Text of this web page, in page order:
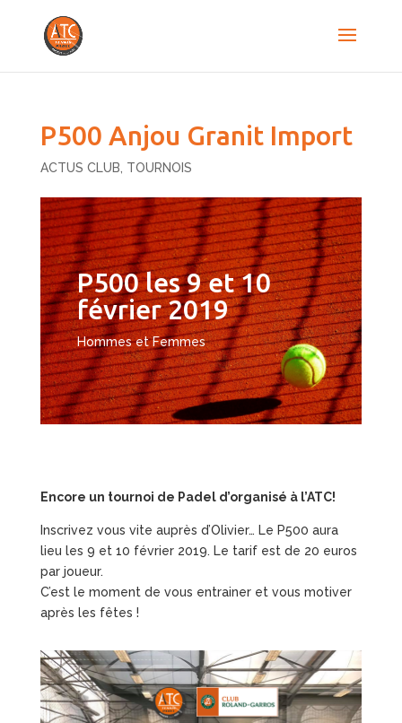
P500 Anjou Granit Import
ACTUS CLUB TOURNOIS
P500 les 9 et 10
février 2019
Hommes et Femmes
Encore un tournoi de Padel d’organisé à l’ATC!
Inscrivez vous vite auprès d’Olivier… Le P500 aura
lieu les 9 et 10 février 2019. Le tarif est de 20 euros
par joueur.
C’est le moment de vous entrainer et vous motiver
après les fêtes !